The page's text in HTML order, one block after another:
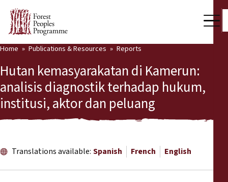
Our Work
Community Voices
Partners & Countries
Publications & Resources
Back
Home Publications & Resources Reports
Hutan kemasyarakatan di Kamerun:
analisis diagnostik terhadap hukum,
institusi, aktor dan peluang
Translations available: Spanish French English